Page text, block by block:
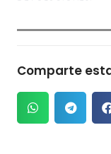
Comparte